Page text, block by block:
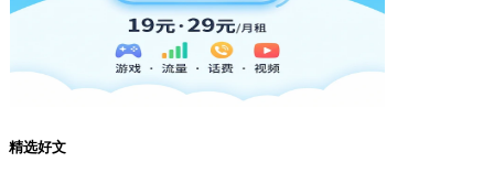
精选好文